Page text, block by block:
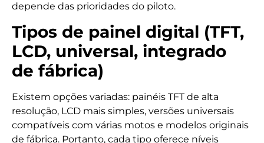
depende das prioridades do piloto.
Tipos de painel digital (TFT,
LCD, universal, integrado
de fábrica)
Existem opções variadas: painéis TFT de alta
resolução, LCD mais simples, versões universais
compatíveis com várias motos e modelos originais
de fábrica. Portanto, cada tipo oferece níveis